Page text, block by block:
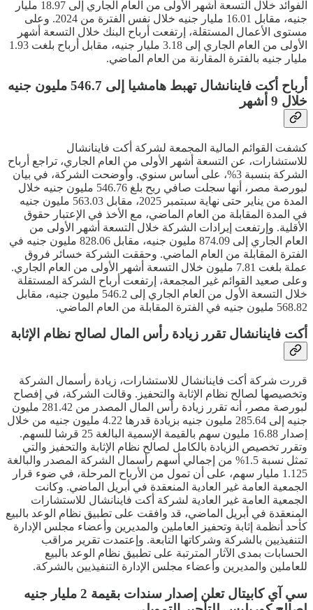
الفوائد خلال التسعة أشهر الأولى من العام الجاري إلى 18.97 مليار
جنيه، مقابل 16.01 مليار جنيه خلال نفس الفترة من 2024. وعلى
مستوى الأعمال المستقلة، إرتفعت أرباح البنك خلال التسعة أشهر
الأولى من العام الجاري إلى 3.18 مليار جنيه، مقابل أرباح بلغت 1.93
مليار جنيه بالفترة المقارنة من العام الماضي.
أرباح أكت فاينانشال تهبط هامشيا إلى 546.7 مليون جنيه
خلال 9 أشهر
كشفت القوائم المالية المجمعة لشركة أكت فاينانشال
للاستشارات، عن التسعة أشهر الأولى من العام الجاري، تراجع أرباح
الشركة بنسبة 3%، على أساس سنوي. وأوضحت الشركة، في بيان
لبورصة مصر، أنها سجلت صافي ربح بلغ 546.76 مليون جنيه خلال
المدة من يناير حتى نهاية سبتمبر 2025، مقابل 563.03 مليون جنيه
في المدة المقابلة من العام الماضي، مع الأخذ في الإعتبار حقوق
الأقلية. وإرتفعت إيرادات الشركة خلال التسعة أشهر الأولى من
العام الجاري إلى 874.09 مليون جنيه، مقابل 828.06 مليون جنيه في
الفترة المقابلة من العام الماضي. وحققت الشركة خسائر فروق
عملة بلغت 7.81 مليون خلال التسعة أشهر الأولى من العام الجاري.
وعلى صعيد القوائم غير المجمعة، إرتفعت أرباح الشركة المستقلة
خلال التسعة الأول من العام الجاري إلى 546.2 مليون جنيه، مقابل
568.82 مليون جنيه في الفترة المقابلة من العام الماضي.
أكت فاينانشال تقرر زيادة رأس المال لصالح نظام الإثابة
قررت شركة أكت فاينانشال للاستشارات، زيادة رأسمال الشركة
وتخصيصها لصالح نظام الإثابة والتحفيز. وقالت الشركة، في إفصاح
لبورصة مصر، أنه تقرر زيادة رأس المال المصدر من 281.42 مليون
جنيه إلى 285.64 مليون جنيه بزيادة قدرها 4.22 مليون جنيه من خلال
إصدار 16.88 مليون سهم بالقيمة الإسمية البالغة 25 قرشا للسهم.
وتقرر تخصيص الزيادة بالكامل لصالح نظام الإثابة والتحفيز والتي
تمثل نسبة 1.5% من إجمالي أسهم رأسمال الشركة المصدر والبالغة
1.125 مليار سهم، على أن تمول من الأرباح المرحلة، في ضوء قرار
الجمعية العامة غير العادية المنعقدة في أبريل الماضي. وكانت
الجمعية العامة غير العادية لشركة أكت فاينانشال للاستشارات
المنعقدة في أبريل الماضي، قد وافقت على تطبيق نظام الوعد بالبيع
كأحد أنظمة إثابة وتحفيز العاملين والمديرين وأعضاء مجلس الإدارة
التنفيذيين بالشركة وشركاتها التابعة. وإعتمدت تقرير مراقب
الحسابات بمدى الآثار المترتبة على تطبيق نظام الوعد بالبيع
للعاملين والمديرين وأعضاء مجلس الإدارة التنفيذيين بالشركة.
سي آي كابيتال تعلن إصدار سندات بقيمة 2 مليار جنيه